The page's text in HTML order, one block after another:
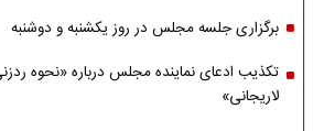
برگزاری جلسه مجلس در روز یکشنبه و دوشنبه
تکذیب ادعای نماینده مجلس درباره «نحوه
لاریجانی»